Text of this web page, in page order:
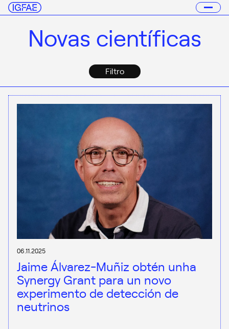
Novas científicas
Filtro
06.11.2025
Jaime Álvarez-Muñiz obtén unha
Synergy Grant para un novo
experimento de detección de
neutrinos